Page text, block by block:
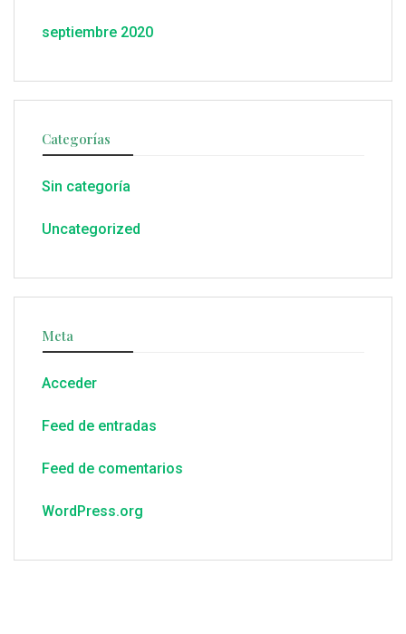
septiembre 2020
Categorías
Sin categoría
Uncategorized
Meta
Acceder
Feed de entradas
Feed de comentarios
WordPress.org